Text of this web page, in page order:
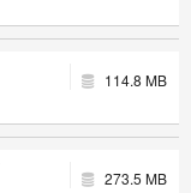
114.8 MB
273.5 MB